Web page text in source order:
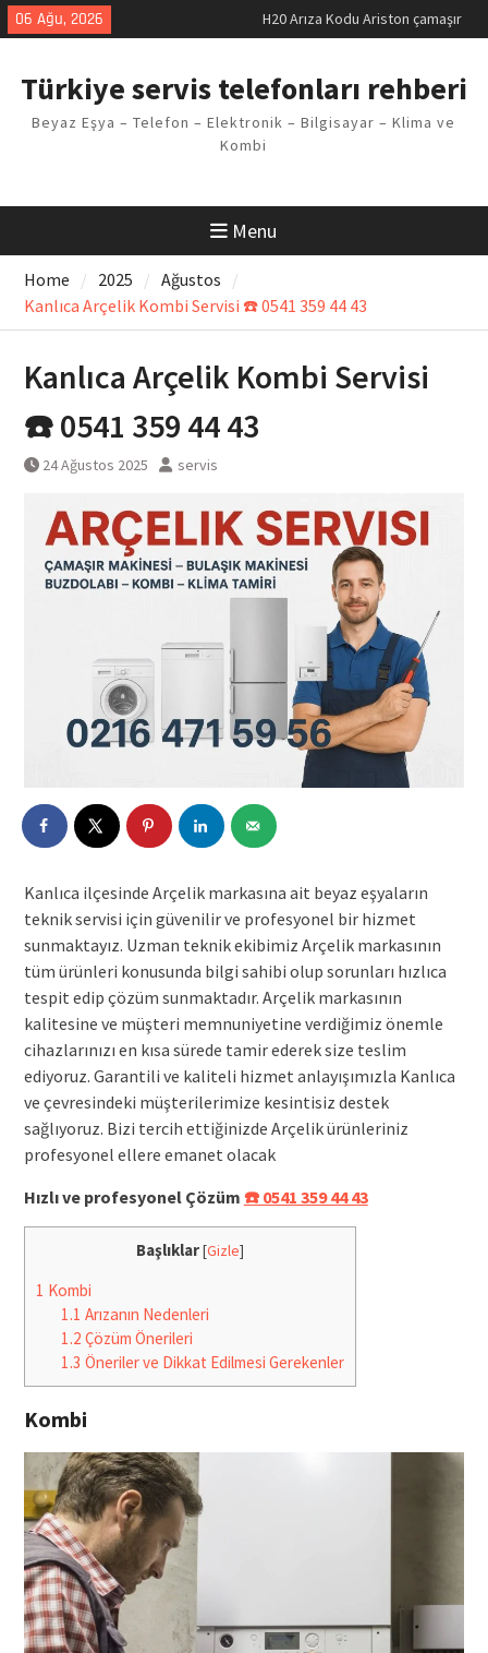
Skip
to
06 Ağu, 2026
H20 Arıza Kodu Ariston çamaşır
makinesi Sorunu
Arçelik buzdolabı F5 Hatası
Vaillant çamaşır makinesi E03
Arıza Kodu
Türkiye servis telefonları rehberi
Beyaz Eşya – Telefon – Elektronik – Bilgisayar – Klima ve
Kombi
Menu
Home 2025
Ağustos
Kanlıca Arçelik Kombi Servisi ☎️ 0541 359 44 43
Kanlıca Arçelik Kombi Servisi
☎️ 0541 359 44 43
24 Ağustos 2025 servis
Kanlıca ilçesinde Arçelik markasına ait beyaz eşyaların
teknik servisi için güvenilir ve profesyonel bir hizmet
sunmaktayız. Uzman teknik ekibimiz Arçelik markasının
tüm ürünleri konusunda bilgi sahibi olup sorunları hızlıca
tespit edip çözüm sunmaktadır. Arçelik markasının
kalitesine ve müşteri memnuniyetine verdiğimiz önemle
cihazlarınızı en kısa sürede tamir ederek size teslim
ediyoruz. Garantili ve kaliteli hizmet anlayışımızla Kanlıca
ve çevresindeki müşterilerimize kesintisiz destek
sağlıyoruz. Bizi tercih ettiğinizde Arçelik ürünleriniz
profesyonel ellere emanet olacak
Hızlı ve profesyonel Çözüm ☎️ 0541 359 44 43
Başlıklar[Gizle]
1 Kombi
1.1 Arızanın Nedenleri
1.2 Çözüm Önerileri
1.3 Öneriler ve Dikkat Edilmesi Gerekenler
Kombi